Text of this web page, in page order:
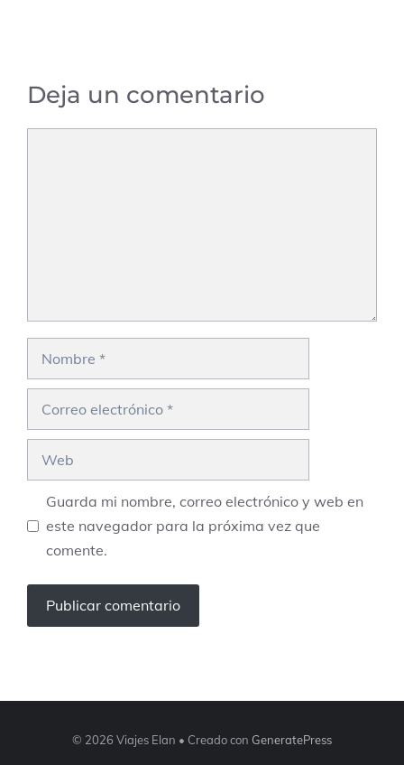
Deja un comentario
Guarda mi nombre, correo electrónico y web en
este navegador para la próxima vez que
comente.
© 2026 Viajes Elan • Creado con GeneratePress